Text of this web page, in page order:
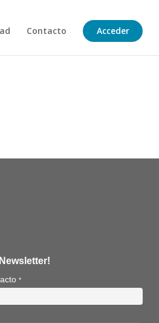
Contacto Acceder
*